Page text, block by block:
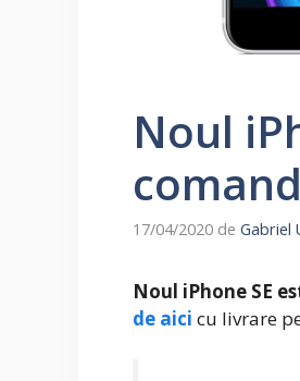
Noul
17/04/2020 de Gabriel
Noul iPhone SE
de aici cu livrare